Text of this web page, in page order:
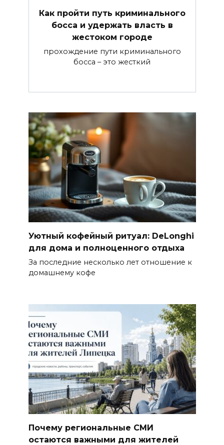
Как пройти путь криминального
босса и удержать власть в
жестоком городе
прохождение пути криминального
босса – это жесткий
Уютный кофейный ритуал: DeLonghi
для дома и полноценного отдыха
За последние несколько лет отношение к
домашнему кофе
Почему региональные СМИ
остаются важными для жителей